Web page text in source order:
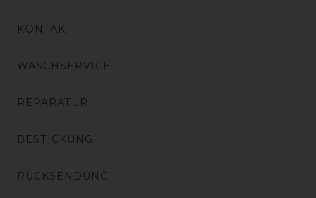
KONTAKT
WASCHSERVICE
REPARATUR
BESTICKUNG
RÜCKSENDUNG